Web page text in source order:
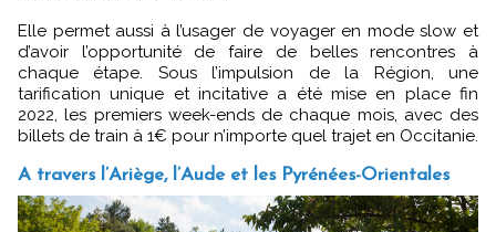
Elle permet aussi à l’usager de voyager en mode slow et
d’avoir l’opportunité de faire de belles rencontres à
chaque étape. Sous l’impulsion de la Région, une
tarification unique et incitative a été mise en place fin
2022, les premiers week-ends de chaque mois, avec des
billets de train à 1€ pour n’importe quel trajet en Occitanie.
A travers l’Ariège, l’Aude et les Pyrénées-Orientales